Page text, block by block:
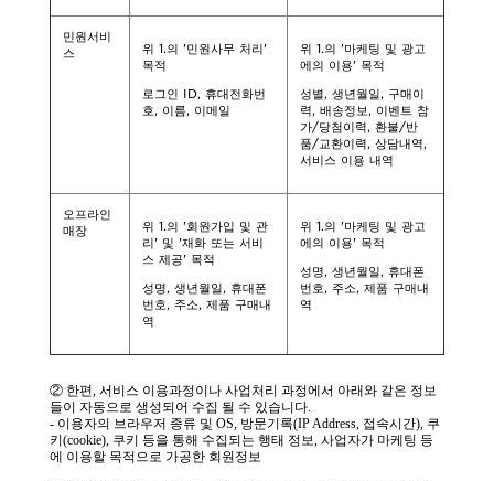
민원서비
스
위 1.의 '민원사무 처리'
목적
로그인 ID, 휴대전화번
호, 이름, 이메일
위 1.의 '마케팅 및 광고
에의 이용' 목적
성별, 생년월일, 구매이
력, 배송정보, 이벤트 참
가/당첨이력, 환불/반
품/교환이력, 상담내역,
서비스 이용 내역
오프라인
매장
위 1.의 '회원가입 및 관
리' 및 '재화 또는 서비
스 제공' 목적
성명, 생년월일, 휴대폰
번호, 주소, 제품 구매내
역
위 1.의 '마케팅 및 광고
에의 이용' 목적
성명, 생년월일, 휴대폰
번호, 주소, 제품 구매내
역
② 한편, 서비스 이용과정이나 사업처리 과정에서 아래와 같은 정보
들이 자동으로 생성되어 수집 될 수 있습니다.
- 이용자의 브라우저 종류 및 OS, 방문기록(IP Address, 접속시간), 쿠
키(cookie), 쿠키 등을 통해 수집되는 행태 정보, 사업자가 마케팅 등
에 이용할 목적으로 가공한 회원정보